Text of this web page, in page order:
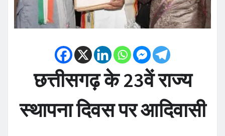
छत्तीसगढ़ के 23वें राज्य
स्थापना दिवस पर आदिवासी